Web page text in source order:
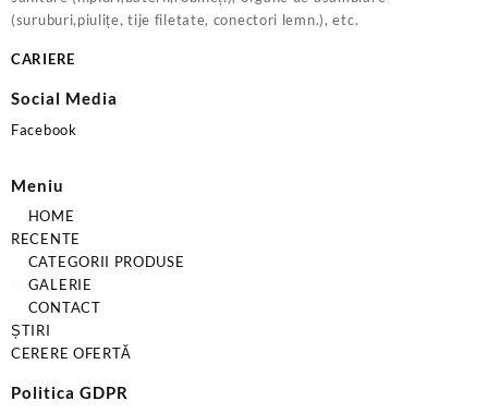
(suruburi,piulițe, tije filetate, conectori lemn.), etc.
CARIERE
Social Media
Facebook
Meniu
HOME
RECENTE
CATEGORII PRODUSE
GALERIE
CONTACT
ȘTIRI
CERERE OFERTĂ
Politica GDPR